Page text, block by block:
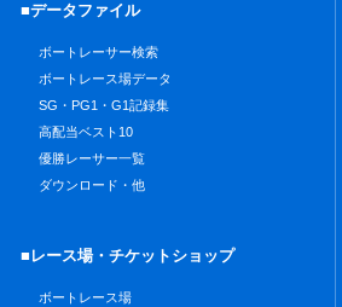
■データファイル
ボートレーサー検索
ボートレース場データ
SG・PG1・G1記録集
高配当ベスト10
優勝レーサー一覧
ダウンロード・他
■レース場・チケットショップ
ボートレース場